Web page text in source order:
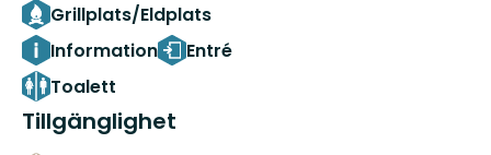
Grillplats/Eldplats
Information
Entré
Toalett
Tillgänglighet